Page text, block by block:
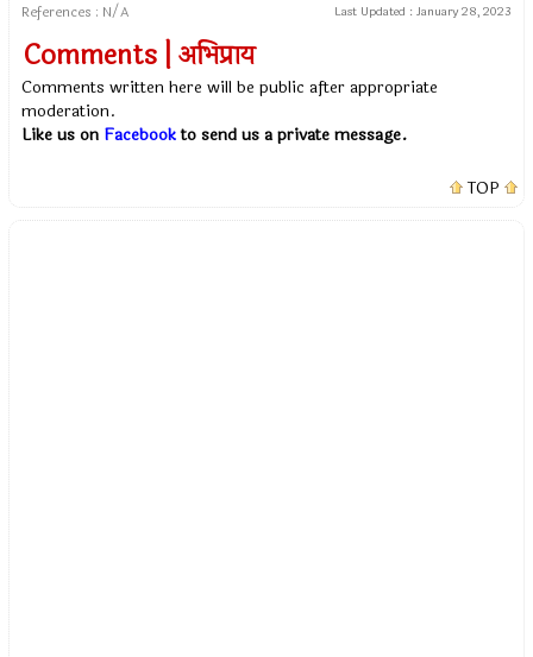
References : N/A Last Updated : January 28, 2023
Comments | अभिप्राय
Comments written here will be public after appropriate
moderation.
Like us on Facebookto send us a private message.
TOP